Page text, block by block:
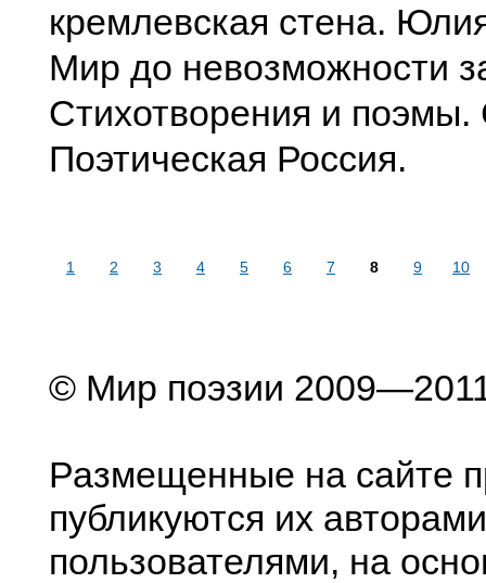
кремлевская стена.
Мир до невозможности
Стихотворения и поэмы.
Поэтическая Россия.
1 2 3 4 5 6 7 8 9 10
© Мир поэзии
Размещенные на сайте
публикуются их
пользователями, на